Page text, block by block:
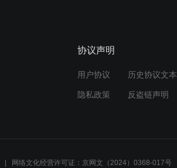
协议声明
用户协议 历史协议文本
隐私政策 反盗链声明
网络文化经营许可证：京网文（2024）0368-017号